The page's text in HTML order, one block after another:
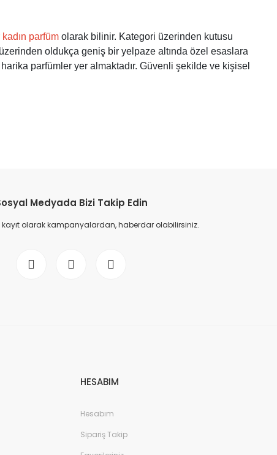
parfüm olarak bilinir. Kategori üzerinden kutusu
oldukça geniş bir yelpaze altında özel esaslara
parfümler yer almaktadır. Güvenli şekilde ve kişisel
Medyada Bizi Takip Edin
kayıt olarak kampanyalardan, haberdar olabilirsiniz.
HESABIM
Hesabım
Sipariş Takip